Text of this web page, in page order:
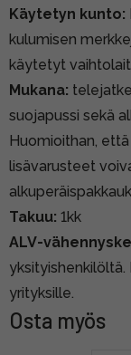
Käytetyn kunto:
kulumisen
käytetyt
Mukana:
suojapussi sekä
Huomioithan,
lisävarusteet
Takuu: 1kk
ALV-
yksityishenkilöltä.
yrityksille.
Osta myös